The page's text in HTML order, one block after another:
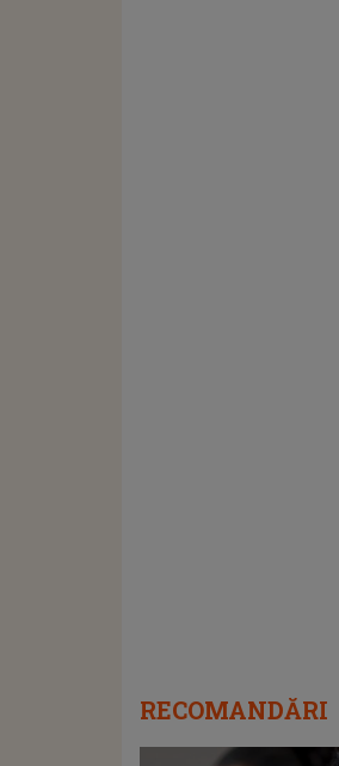
RECOMANDĂRI